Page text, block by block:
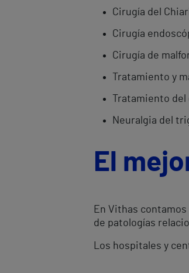
Cirugía del
Cirugía
Cirugía de
Tratamiento y
Tratamiento
Neuralgia del
El
En Vithas
de patologías
Los hospitales y